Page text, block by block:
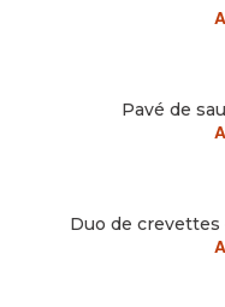
Pavé de
Duo de